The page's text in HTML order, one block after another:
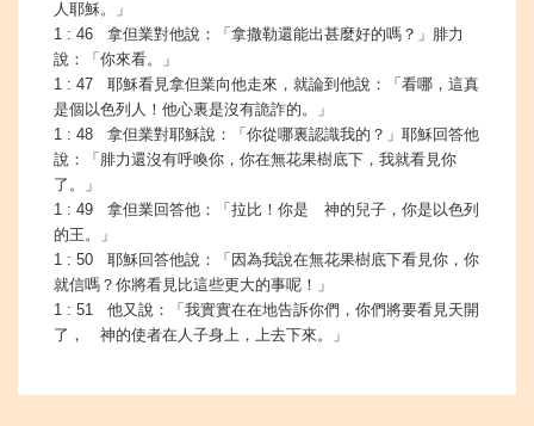
人耶穌。」
1 : 46 拿但業對他說：「拿撒勒還能出甚麼好的嗎？」腓力
說：「你來看。」
1 : 47 耶穌看見拿但業向他走來，就論到他說：「看哪，這真
是個以色列人！他心裏是沒有詭詐的。」
1 : 48 拿但業對耶穌說：「你從哪裏認識我的？」耶穌回答他
說：「腓力還沒有呼喚你，你在無花果樹底下，我就看見你
了。」
1 : 49 拿但業回答他：「拉比！你是 神的兒子，你是以色列
的王。」
1 : 50 耶穌回答他說：「因為我說在無花果樹底下看見你，你
就信嗎？你將看見比這些更大的事呢！」
1 : 51 他又說：「我實實在在地告訴你們，你們將要看見天開
了， 神的使者在人子身上，上去下來。」